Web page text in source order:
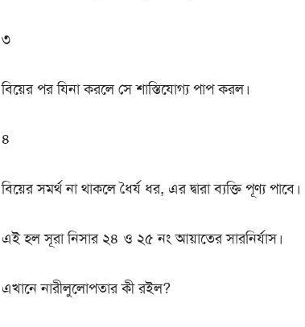
৩
বিয়ের পর যিনা করলে সে শাস্তিযোগ্য পাপ করল।
৪
বিয়ের সমর্থ না থাকলে ধৈর্য ধর, এর দ্বারা ব্যক্তি পূণ্য পাবে।
এই হল সূরা নিসার ২৪ ও ২৫ নং আয়াতের সারনির্যাস।
এখানে নারীলুলোপতার কী রইল?